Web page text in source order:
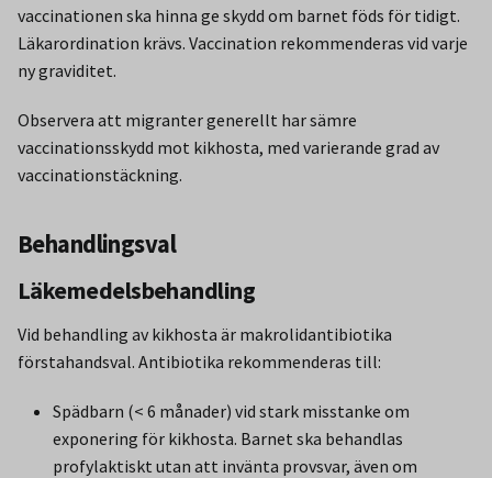
vaccinationen ska hinna ge skydd om barnet föds för tidigt.
Läkarordination krävs. Vaccination rekommenderas vid varje
ny graviditet.
Observera att migranter generellt har sämre
vaccinationsskydd mot kikhosta, med varierande grad av
vaccinationstäckning.
Behandlingsval
Läkemedelsbehandling
Vid behandling av kikhosta är makrolidantibiotika
förstahandsval. Antibiotika rekommenderas till:
Spädbarn (< 6 månader) vid stark misstanke om
exponering för kikhosta. Barnet ska behandlas
profylaktiskt utan att invänta provsvar, även om